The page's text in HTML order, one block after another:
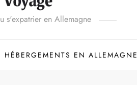
s'expatrier en Allemagne
HÉBERGEMENTS EN ALLEMAGNE